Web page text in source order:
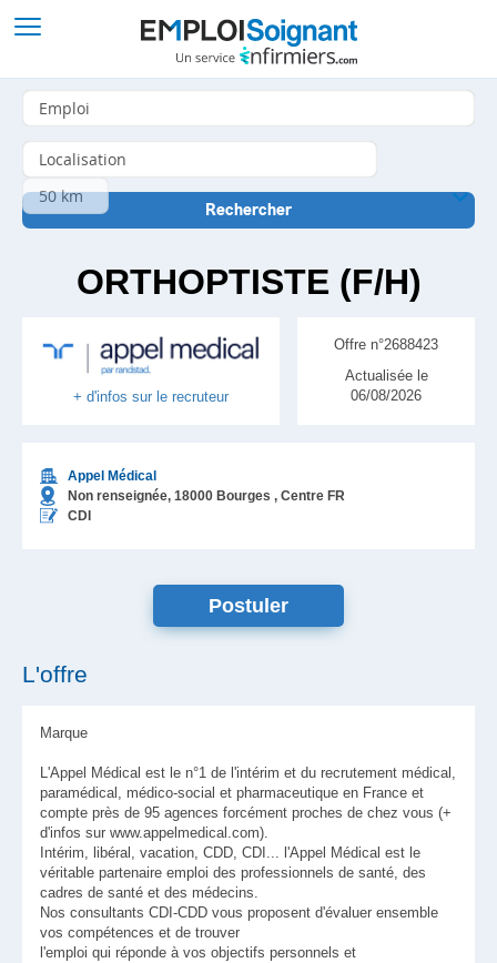
ORTHOPTISTE (F/H)
+ d'infos sur le recruteur
Appel Médical
Non renseignée, 18000 Bourges , Centre FR
CDI
Offre n°2688423
Actualisée le
06/08/2026
L'offre
Marque
L'Appel Médical est le n°1 de l'intérim et du recrutement médical,
paramédical, médico-social et pharmaceutique en France et
compte près de 95 agences forcément proches de chez vous (+
d'infos sur www.appelmedical.com).
Intérim, libéral, vacation, CDD, CDI... l'Appel Médical est le
véritable partenaire emploi des professionnels de santé, des
cadres de santé et des médecins.
Nos consultants CDI-CDD vous proposent d'évaluer ensemble
vos compétences et de trouver
l'emploi qui réponde à vos objectifs personnels et